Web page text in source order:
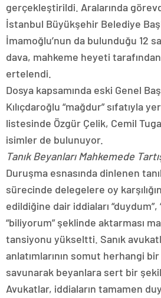
gerçekleştirildi. Aralarında
İstanbul Büyükşehir Belediye
İmamoğlu’nun da bulunduğu 12
dava, mahkeme heyeti
ertelendi.
Dosya kapsamında eski Genel
Kılıçdaroğlu “mağdur” sıfatıyla
listesinde Özgür Çelik, Cemil
isimler de bulunuyor.
Tanık Beyanları Mahkemede
Duruşma esnasında dinlenen
sürecinde delegelere oy
edildiğine dair iddiaları “duydum”,
“biliyorum” şeklinde aktarması
tansiyonu yükseltti. Sanık
anlatımlarının somut herhangi bir
savunarak beyanlara sert bir
Avukatlar, iddiaların tamamen